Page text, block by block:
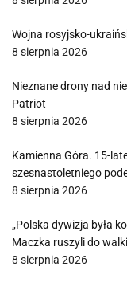
Wojna rosyjsko-
8 sierpnia 2026
Nieznane drony nad
Patriot
8 sierpnia 2026
Kamienna Góra. 15-
szesnastoletniego
8 sierpnia 2026
„Polska dywizja była
Maczka ruszyli do
8 sierpnia 2026